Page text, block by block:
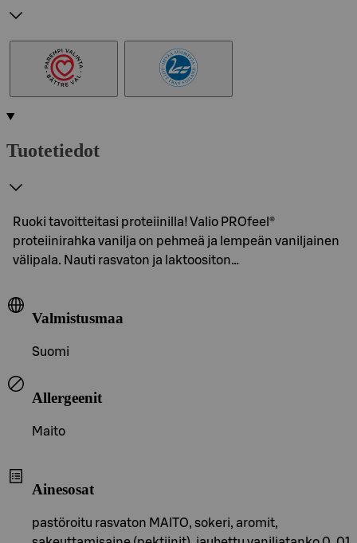
Tuotetiedot
Ruoki tavoitteitasi proteiinilla! Valio PROfeel®
proteiinirahka vanilja on pehmeä ja lempeän vaniljainen
välipala. Nauti rasvaton ja laktoositon…
Valmistusmaa
Suomi
Allergeenit
Maito
Ainesosat
pastöroitu rasvaton MAITO, sokeri, aromit,